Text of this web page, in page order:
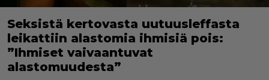
Seksistä kertovasta uutuusleffasta
leikattiin alastomia ihmisiä pois:
”Ihmiset vaivaantuvat
alastomuudesta”